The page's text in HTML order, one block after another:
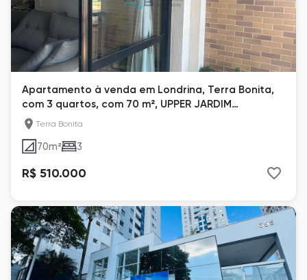
Apartamento à venda em Londrina, Terra Bonita,
com 3 quartos, com 70 m², UPPER JARDIM
BOTÂNICO
Terra Bonita
70m² 3
R$ 510.000